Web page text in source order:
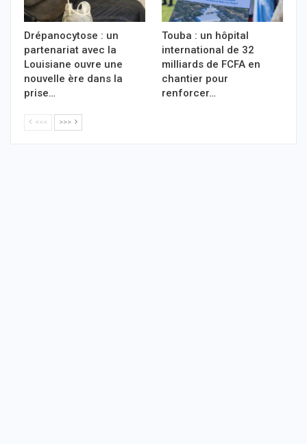
Drépanocytose : un
partenariat avec la
Louisiane ouvre une
nouvelle ère dans la
prise…
Touba : un hôpital
international de 32
milliards de FCFA en
chantier pour
renforcer…
<<< >>>